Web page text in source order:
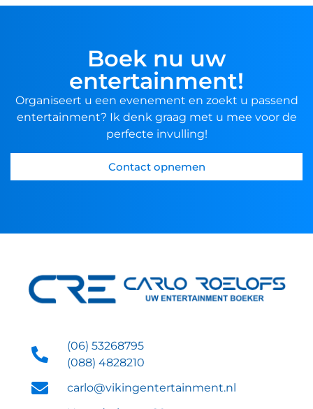
Boek nu uw
entertainment!
Organiseert u een evenement en zoekt u passend
entertainment? Ik denk graag met u mee voor de
perfecte invulling!
Contact opnemen
(06) 53268795
(088) 4828210
carlo@vikingentertainment.nl